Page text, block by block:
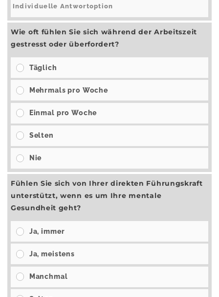
Wie oft fühlen Sie sich während der Arbeitszeit
gestresst oder überfordert?
Täglich
Mehrmals pro Woche
Einmal pro Woche
Selten
Nie
Fühlen Sie sich von Ihrer direkten Führungskraft
unterstützt, wenn es um Ihre mentale
Gesundheit geht?
Ja, immer
Ja, meistens
Manchmal